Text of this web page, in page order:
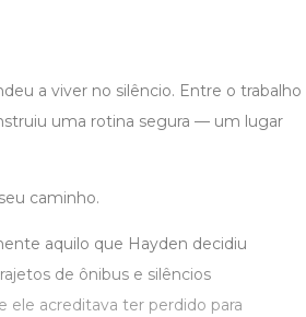
a viver no silêncio. Entre o trabalho
uma rotina segura — um lugar
caminho.
aquilo que Hayden decidiu
de ônibus e silêncios
acreditava ter perdido para